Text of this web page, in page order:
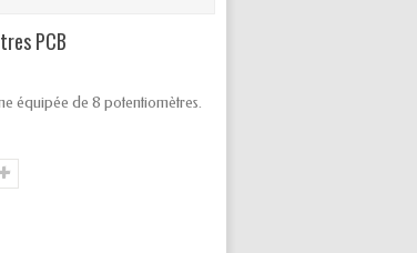
PCB
équipée de 8 potentiomètres.